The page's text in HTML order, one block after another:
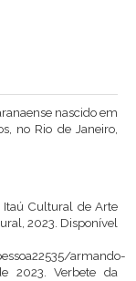
nascido em
no Rio de Janeiro,
Itaú Cultural de Arte
2023. Disponível
armando-
2023. Verbete da